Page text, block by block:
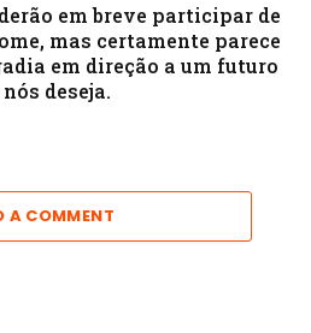
em breve participar de
mas certamente parece
em direção a um futuro
deseja.
A COMMENT